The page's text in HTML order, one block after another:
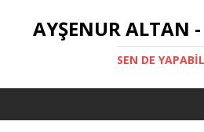
AYŞENUR ALTAN
SEN DE